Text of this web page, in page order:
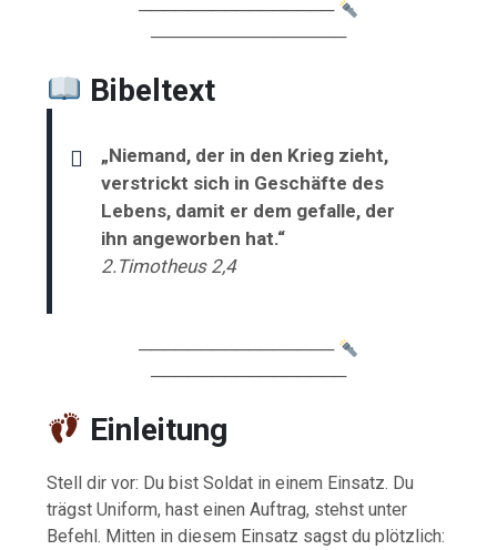
────────────────
────────────────
Bibeltext
„Niemand, der in den Krieg zieht,
verstrickt sich in Geschäfte des
Lebens, damit er dem gefalle, der
ihn angeworben hat.“
2.Timotheus 2,4
────────────────
────────────────
Einleitung
Stell dir vor: Du bist Soldat in einem Einsatz. Du
trägst Uniform, hast einen Auftrag, stehst unter
Befehl. Mitten in diesem Einsatz sagst du plötzlich: